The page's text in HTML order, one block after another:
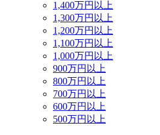
1,400万円以上
1,300万円以上
1,200万円以上
1,100万円以上
1,000万円以上
900万円以上
800万円以上
700万円以上
600万円以上
500万円以上